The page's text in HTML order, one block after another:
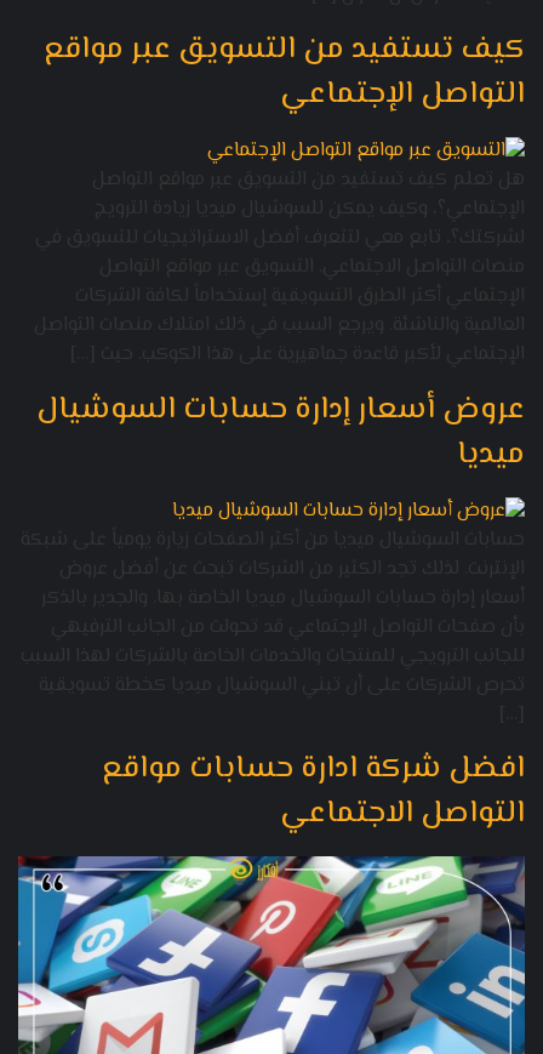
كيف تستفيد من التسويق عبر مواقع
التواصل الإجتماعي
هل تعلم كيف تستفيد من التسويق عبر مواقع التواصل
الإجتماعي؟، وكيف يمكن للسوشيال ميديا زيادة الترويج
لشركتك؟، تابع معي لتتعرف أفضل الاستراتيجيات للتسويق في
منصات التواصل الاجتماعي. التسويق عبر مواقع التواصل
الإجتماعي أكثر الطرق التسويقية إستخداماً لكافة الشركات
العالمية والناشئة. ويرجع السبب في ذلك امتلاك منصات التواصل
الإجتماعي لأكبر قاعدة جماهيرية على هذا الكوكب. حيث […]
عروض أسعار إدارة حسابات السوشيال
ميديا
حسابات السوشيال ميديا من أكثر الصفحات زيارة يومياً على شبكة
الإنترنت. لذلك تجد الكثير من الشركات تبحث عن أفضل عروض
أسعار إدارة حسابات السوشيال ميديا الخاصة بها. والجدير بالذكر
بأن صفحات التواصل الإجتماعي قد تحولت من الجانب الترفيهي
للجانب الترويجي للمنتجات والخدمات الخاصة بالشركات لهذا السبب
تحرص الشركات على أن تبني السوشيال ميديا كخطة تسويقية
افضل شركة ادارة حسابات مواقع
التواصل الاجتماعي